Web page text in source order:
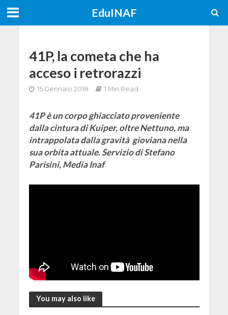
EduINAF
41P, la cometa che ha
acceso i retrorazzi
15 Gennaio 2018 1 Min Read
41P è un corpo ghiacciato proveniente
dalla cintura di Kuiper, oltre Nettuno, ma
intrappolata dalla gravità gioviana nella
sua orbita attuale. Servizio di Stefano
Parisini, Media Inaf
You may also like